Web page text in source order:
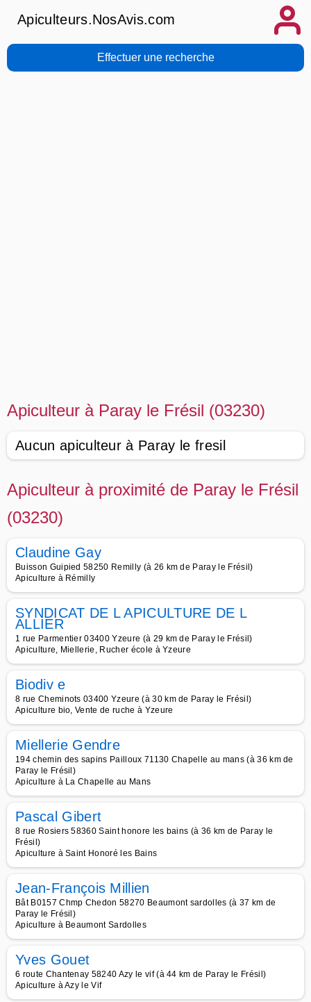
Apiculteurs.NosAvis.com
Effectuer une recherche
Apiculteur à Paray le Frésil (03230)
Aucun apiculteur à Paray le fresil
Apiculteur à proximité de Paray le Frésil
(03230)
Claudine Gay
Buisson Guipied 58250 Remilly (à 26 km de Paray le Frésil)
Apiculture à Rémilly
SYNDICAT DE L APICULTURE DE L
ALLIER
1 rue Parmentier 03400 Yzeure (à 29 km de Paray le Frésil)
Apiculture, Miellerie, Rucher école à Yzeure
Biodiv e
8 rue Cheminots 03400 Yzeure (à 30 km de Paray le Frésil)
Apiculture bio, Vente de ruche à Yzeure
Miellerie Gendre
194 chemin des sapins Pailloux 71130 Chapelle au mans (à 36 km de
Paray le Frésil)
Apiculture à La Chapelle au Mans
Pascal Gibert
8 rue Rosiers 58360 Saint honore les bains (à 36 km de Paray le
Frésil)
Apiculture à Saint Honoré les Bains
Jean-François Millien
Bât B0157 Chmp Chedon 58270 Beaumont sardolles (à 37 km de
Paray le Frésil)
Apiculture à Beaumont Sardolles
Yves Gouet
6 route Chantenay 58240 Azy le vif (à 44 km de Paray le Frésil)
Apiculture à Azy le Vif